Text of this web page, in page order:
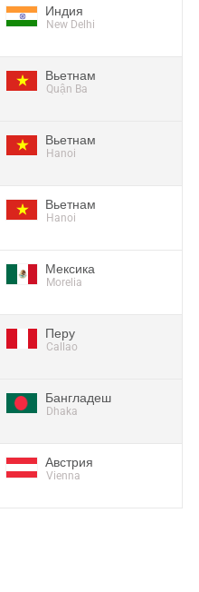
Индия
New Delhi
Вьетнам
Quận Ba
Вьетнам
Hanoi
Вьетнам
Hanoi
Мексика
Morelia
Перу
Callao
Бангладеш
Dhaka
Австрия
Vienna